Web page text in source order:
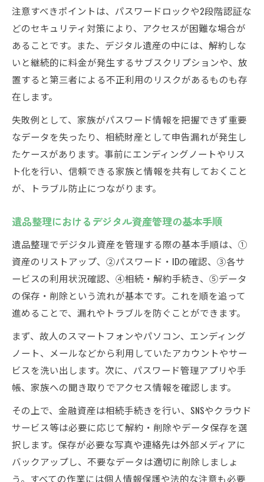
遺品整理におけるデジタル遺産の分割方法
を考える
デジタル遺品の遺産分割協議で注意するこ
と
デジタル資産の相続トラブル事例とその対
トラブルを避けるデジタル資産の管理術
遺品整理トラブルを防ぐデジタル資産管理
の工夫
デジタル遺品整理業者選びで失敗しないポ
イント
パスワード情報の適切な保管方法と注意点
する
遺品整理で重要なデジタルデータの保護法
相続で迷わないデジタル遺品の扱い方とは
する方法
デジタル資産の相続手続きで確認すべき事
順
相続時にデジタル資産で起こりやすいトラ
デジタル遺品整理と相続税の基礎知識を解
注意すべきポイントは、パスワードロックや2段階認証な
どのセキュリティ対策により、アクセスが困難な場合が
あることです。また、デジタル遺産の中には、解約しな
いと継続的に料金が発生するサブスクリプションや、放
置すると第三者による不正利用のリスクがあるものも存
在します。
失敗例として、家族がパスワード情報を把握できず重要
なデータを失ったり、相続財産として申告漏れが発生し
たケースがあります。事前にエンディングノートやリス
ト化を行い、信頼できる家族と情報を共有しておくこと
が、トラブル防止につながります。
遺品整理におけるデジタル資産管理の基本手順
遺品整理でデジタル資産を管理する際の基本手順は、①
資産のリストアップ、②パスワード・IDの確認、③各サ
ービスの利用状況確認、④相続・解約手続き、⑤データ
の保存・削除という流れが基本です。これを順を追って
進めることで、漏れやトラブルを防ぐことができます。
まず、故人のスマートフォンやパソコン、エンディング
ノート、メールなどから利用していたアカウントやサー
ビスを洗い出します。次に、パスワード管理アプリや手
帳、家族への聞き取りでアクセス情報を確認します。
その上で、金融資産は相続手続きを行い、SNSやクラウド
サービス等は必要に応じて解約・削除やデータ保存を選
択します。保存が必要な写真や連絡先は外部メディアに
バックアップし、不要なデータは適切に削除しましょ
う。すべての作業には個人情報保護や法的な注意も必要